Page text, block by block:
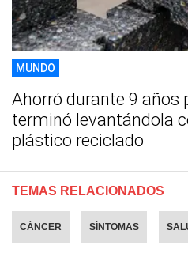
MUNDO
Ahorró durante 9 años
terminó levantándola
plástico reciclado
TEMAS RELACIONADOS
CÁNCER SÍNTOMAS